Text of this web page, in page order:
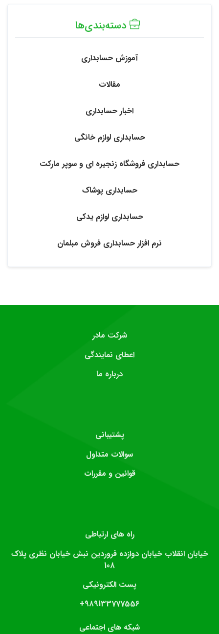
دسته‌بندی‌ها
آموزش حسابداری
مقالات
اخبار حسابداری
حسابداری لوازم خانگی
حسابداری فروشگاه زنجیره ‌ای و سوپر مارکت
حسابداری پوشاک
حسابداری لوازم یدکی
نرم افزار حسابداری فروش مبلمان
شرکت مادر
اعطای نمایندگی
درباره ما
پشتیبانی
سوالات متداول
قوانین و مقررات
راه های ارتباطی
خیابان انقلاب خیابان دوازده فروردین نبش خیابان نظری پلاک
108
پست الکترونیکی
989133777556+
شبکه های اجتماعی